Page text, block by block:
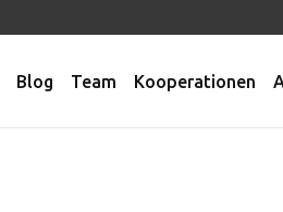
Blog Team Kooperationen